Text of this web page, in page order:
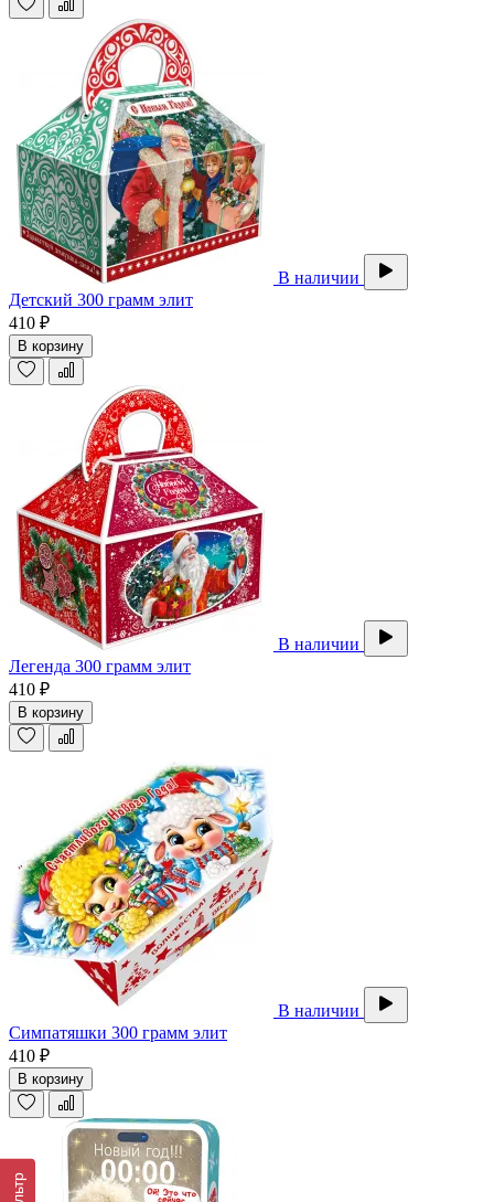
В наличии
Детский 300 грамм элит
410 ₽
В корзину
В наличии
Легенда 300 грамм элит
410 ₽
В корзину
В наличии
Симпатяшки 300 грамм элит
410 ₽
В корзину